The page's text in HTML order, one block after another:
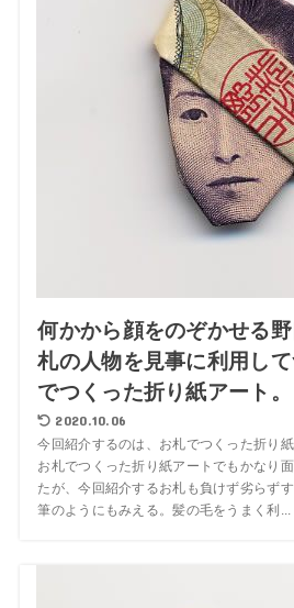
何かから顔をのぞかせる
札の人物を見事に利用し
でつくった折り紙アート
2020.10.06
今回紹介するのは、お札でつくった折り
お札でつくった折り紙アートでもかなり
たが、今回紹介するお札も負けず劣らず
筆のようにもみえる。髪の毛をうまく利...